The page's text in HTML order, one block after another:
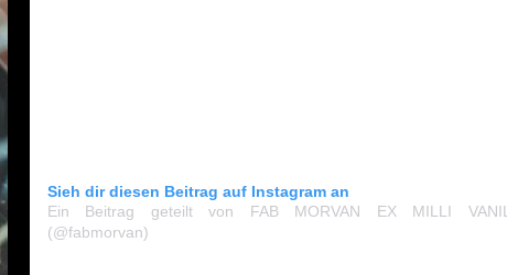
Sieh dir diesen Beitrag auf Instagram an
Ein Beitrag geteilt von FAB MORVAN EX MILLI
(@fabmorvan)